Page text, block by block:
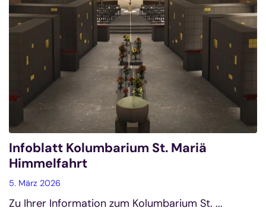
Infoblatt Kolumbarium St. Mariä
Himmelfahrt
5. März 2026
Zu Ihrer Information zum Kolumbarium St. ...